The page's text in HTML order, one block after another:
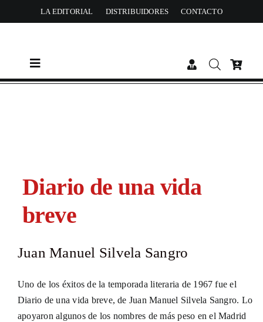
to
LA EDITORIAL DISTRIBUIDORES CONTACTO
Toggle
Navigation
PREMIOS
Diario de una vida
breve
Juan Manuel Silvela Sangro
Uno de los éxitos de la temporada literaria de 1967 fue el
Diario de una vida breve, de Juan Manuel Silvela Sangro. Lo
apoyaron algunos de los nombres de más peso en el Madrid